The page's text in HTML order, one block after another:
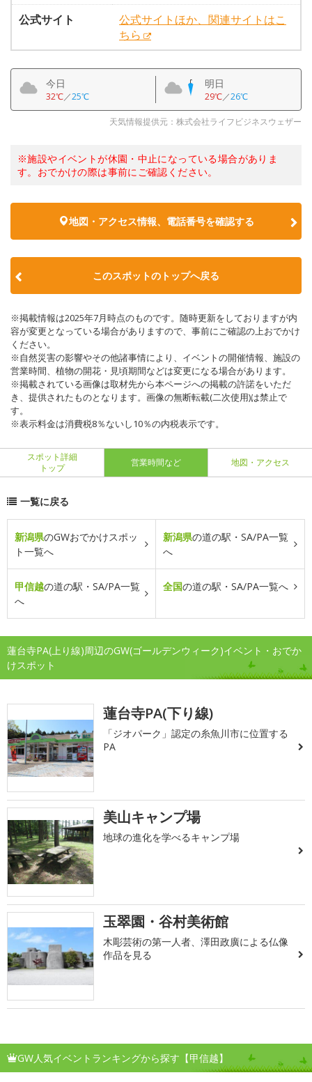
公式サイト
公式サイトほか、関連サイトはこ
ちら
今日
32℃／25℃
明日
29℃／26℃
天気情報提供元：株式会社ライフビジネスウェザー
※施設やイベントが休園・中止になっている場合がありま
す。おでかけの際は事前にご確認ください。
地図・アクセス情報、電話番号を確認する
このスポットのトップへ戻る
※掲載情報は2025年7月時点のものです。随時更新をしておりますが内
容が変更となっている場合がありますので、事前にご確認の上おでかけ
ください。
※自然災害の影響やその他諸事情により、イベントの開催情報、施設の
営業時間、植物の開花・見頃期間などは変更になる場合があります。
※掲載されている画像は取材先から本ページへの掲載の許諾をいただ
き、提供されたものとなります。画像の無断転載(二次使用)は禁止で
す。
※表示料金は消費税8％ないし10％の内税表示です。
スポット詳細
トップ
営業時間など 地図・アクセス
一覧に戻る
新潟県のGWおでかけスポッ
ト一覧へ
新潟県の道の駅・SA/PA一覧
へ
甲信越の道の駅・SA/PA一覧
へ
全国の道の駅・SA/PA一覧へ
蓮台寺PA(上り線)周辺のGW(ゴールデンウィーク)イベント・おでか
けスポット
蓮台寺PA(下り線)
「ジオパーク」認定の糸魚川市に位置する
PA
美山キャンプ場
地球の進化を学べるキャンプ場
玉翠園・谷村美術館
木彫芸術の第一人者、澤田政廣による仏像
作品を見る
GW人気イベントランキングから探す【甲信越】